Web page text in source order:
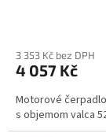
3 353 Kč bez DPH
4 057 Kč
Motorové
s objemom valca